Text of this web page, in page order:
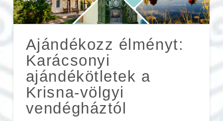
Ajándékozz élményt:
Karácsonyi
ajándékötletek a
Krisna-völgyi
vendégháztól